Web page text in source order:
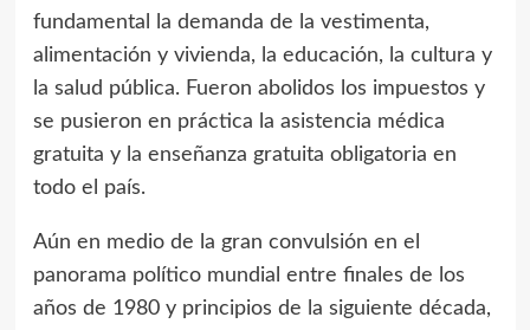
fundamental la demanda de la vestimenta,
alimentación y vivienda, la educación, la cultura y
la salud pública. Fueron abolidos los impuestos y
se pusieron en práctica la asistencia médica
gratuita y la enseñanza gratuita obligatoria en
todo el país.
Aún en medio de la gran convulsión en el
panorama político mundial entre finales de los
años de 1980 y principios de la siguiente década,